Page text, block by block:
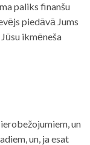
paliks finanšu
piedāvā Jums
ikmēneša
un
un, ja esat